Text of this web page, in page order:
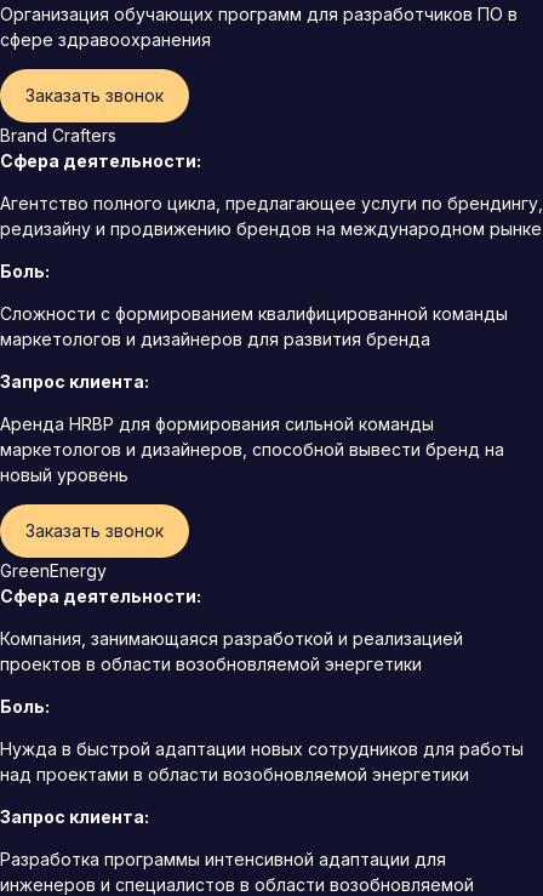
Организация обучающих программ для разработчиков ПО в
сфере здравоохранения
Заказать звонок
Brand Crafters
Сфера деятельности:
Агентство полного цикла, предлагающее услуги по брендингу,
редизайну и продвижению брендов на международном рынке
Боль:
Сложности с формированием квалифицированной команды
маркетологов и дизайнеров для развития бренда
Запрос клиента:
Аренда HRBP для формирования сильной команды
маркетологов и дизайнеров, способной вывести бренд на
новый уровень
Заказать звонок
GreenEnergy
Сфера деятельности:
Компания, занимающаяся разработкой и реализацией
проектов в области возобновляемой энергетики
Боль:
Нужда в быстрой адаптации новых сотрудников для работы
над проектами в области возобновляемой энергетики
Запрос клиента:
Разработка программы интенсивной адаптации для
инженеров и специалистов в области возобновляемой